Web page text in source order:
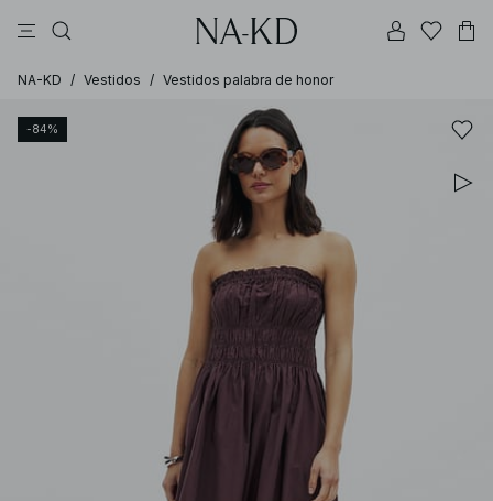
NA-KD / Vestidos / Vestidos palabra de honor
-84%